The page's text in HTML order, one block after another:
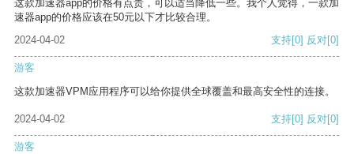
这款加速器app的价格有点贵，可以适当降低一些。我个人觉得，一款加
速器app的价格应该在50元以下才比较合理。
2024-04-02
支持[0] 反对[0]
游客
这款加速器VPM应用程序可以给你提供全球覆盖和最高安全性的连接。
2024-04-02 支持[0] 反对[0]
游客